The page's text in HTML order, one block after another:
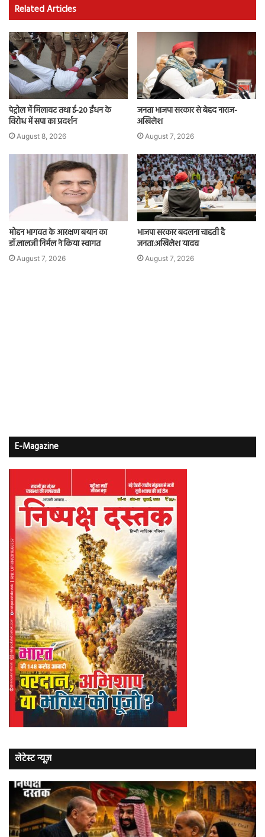
Related Articles
पेट्रोल में मिलावट तथा ई-20 ईंधन के
विरोध में सपा का प्रदर्शन
August 8, 2026
जनता भाजपा सरकार से बेहद नाराज-
अखिलेश
August 7, 2026
मोहन भागवत के आरक्षण बयान का
डॉ.लालजी निर्मल ने किया स्वागत
August 7, 2026
भाजपा सरकार बदलना चाहती है
जनता:अखिलेश यादव
August 7, 2026
E-Magazine
लेटेस्ट न्यूज़